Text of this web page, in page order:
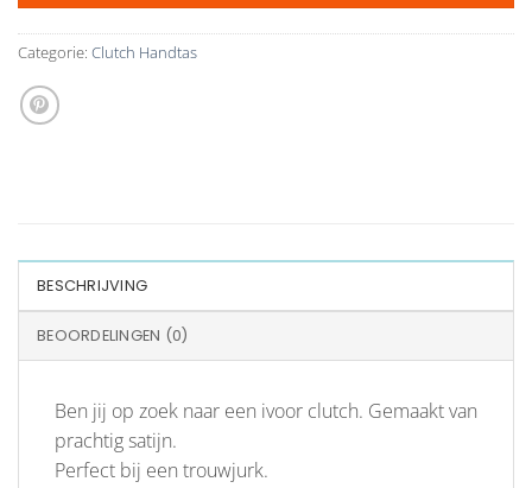
Categorie: Clutch Handtas
BESCHRIJVING
BEOORDELINGEN (0)
Ben jij op zoek naar een ivoor clutch. Gemaakt van
prachtig satijn.
Perfect bij een trouwjurk.